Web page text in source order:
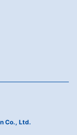
Co., Ltd.